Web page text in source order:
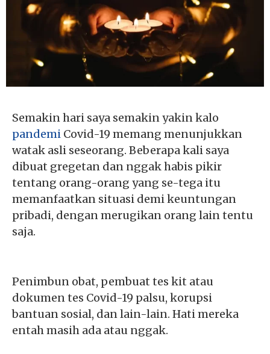
Semakin hari saya semakin yakin kalo
pandemi Covid-19 memang menunjukkan
watak asli seseorang. Beberapa kali saya
dibuat gregetan dan nggak habis pikir
tentang orang-orang yang se-tega itu
memanfaatkan situasi demi keuntungan
pribadi, dengan merugikan orang lain tentu
saja.
Penimbun obat, pembuat tes kit atau
dokumen tes Covid-19 palsu, korupsi
bantuan sosial, dan lain-lain. Hati mereka
entah masih ada atau nggak.